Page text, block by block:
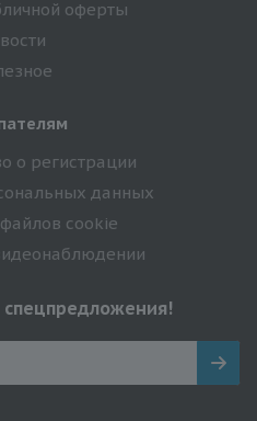
оферты
о регистрации
данных
cookie